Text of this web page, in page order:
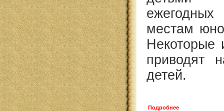
ежегодных
местам
Некоторые
приводят
детей.
Подробнее